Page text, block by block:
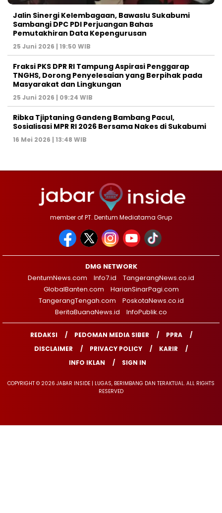
Jalin Sinergi Kelembagaan, Bawaslu Sukabumi
Sambangi DPC PDI Perjuangan Bahas
Pemutakhiran Data Kepengurusan
25 Juni 2026 | 19:50 WIB
‎Fraksi PKS DPR RI Tampung Aspirasi Penggarap
TNGHS, Dorong Penyelesaian yang Berpihak pada
Masyarakat dan Lingkungan‎
25 Juni 2026 | 09:24 WIB
Ribka Tjiptaning Gandeng Bambang Pacul,
Sosialisasi MPR RI 2026 Bersama Nakes di Sukabumi
16 Mei 2026 | 13:48 WIB
member of PT. Dentum Mediatama Grup
DMG NETWORK
DentumNews.com
Info7.id
TangerangNews.co.id
GlobalBanten.com
HarianSinarPagi.com
TangerangTengah.com
PoskotaNews.co.id
BeritaBuanaNews.id
InfoPublik.co
REDAKSI PEDOMAN MEDIA SIBER
PPRA
DISCLAIMER
PRIVACY POLICY
KARIR
INFO IKLAN
SIGN IN
COPYRIGHT © 2026 JABAR INSIDE | LUGAS, BERIMBANG DAN TERAKTUAL. ALL RIGHTS
RESERVED